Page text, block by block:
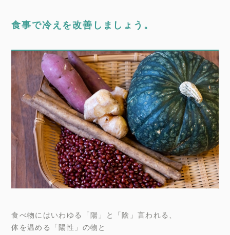
食事で冷えを改善しましょう。
食べ物にはいわゆる「陽」と「陰」言われる、
体を温める「陽性」の物と